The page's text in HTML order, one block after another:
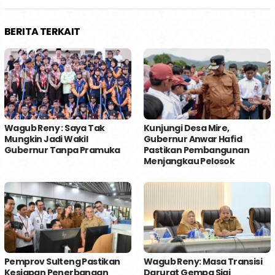
BERITA TERKAIT
Wagub Reny : Saya Tak
Mungkin Jadi Wakil
Gubernur Tanpa Pramuka
Kunjungi Desa Mire,
Gubernur Anwar Hafid
Pastikan Pembangunan
Menjangkau Pelosok
Pemprov Sulteng Pastikan
Kesiapan Penerbangan
Wagub Reny: Masa Transisi
Darurat Gempa Sigi